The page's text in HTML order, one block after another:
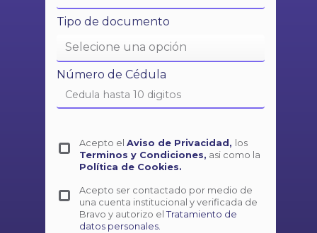
Tipo de documento
Número de Cédula
Acepto el Aviso de Privacidad, los
Terminos y Condiciones, asi como la
Política de Cookies.
Acepto ser contactado por medio de
una cuenta institucional y verificada de
Bravo y autorizo el Tratamiento de
datos personales.